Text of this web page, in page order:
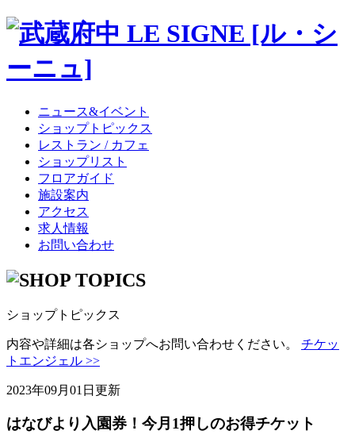
ニュース&イベント
ショップトピックス
レストラン / カフェ
ショップリスト
フロアガイド
施設案内
アクセス
求人情報
お問い合わせ
ショップトピックス
内容や詳細は各ショップへお問い合わせください。 チケッ
トエンジェル >>
2023年09月01日更新
はなびより入園券！今月1押しのお得チケット